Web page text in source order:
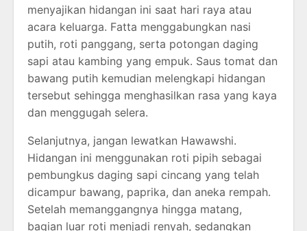
menyajikan hidangan ini saat hari raya atau
acara keluarga. Fatta menggabungkan nasi
putih, roti panggang, serta potongan daging
sapi atau kambing yang empuk. Saus tomat dan
bawang putih kemudian melengkapi hidangan
tersebut sehingga menghasilkan rasa yang kaya
dan menggugah selera.
Selanjutnya, jangan lewatkan Hawawshi.
Hidangan ini menggunakan roti pipih sebagai
pembungkus daging sapi cincang yang telah
dicampur bawang, paprika, dan aneka rempah.
Setelah memanggangnya hingga matang,
bagian luar roti menjadi renyah, sedangkan